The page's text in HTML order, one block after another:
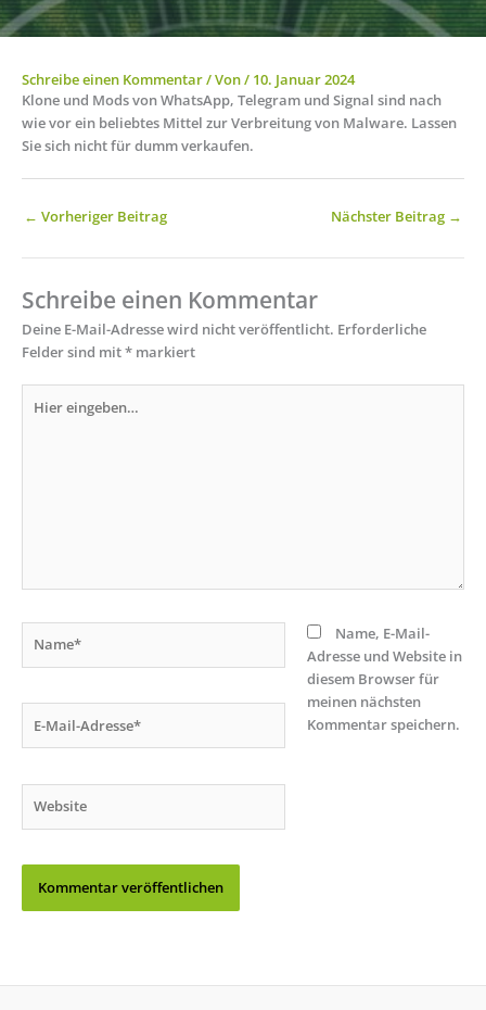
Schreibe einen Kommentar/ Von/ 10. Januar 2024
Klone und Mods von WhatsApp, Telegram und Signal sind nach
wie vor ein beliebtes Mittel zur Verbreitung von Malware. Lassen
Sie sich nicht für dumm verkaufen.
← Vorheriger Beitrag Nächster Beitrag →
Schreibe einen Kommentar
Deine E-Mail-Adresse wird nicht veröffentlicht. Erforderliche
Felder sind mit* markiert
eingeben…
Mail-
Name, E-Mail-
Adresse und Website in
diesem Browser für
meinen nächsten
Kommentar speichern.